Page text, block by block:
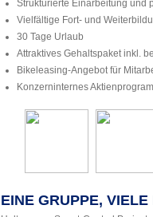
Strukturierte Einarbeitung und
Vielfältige Fort- und
30 Tage Urlaub
Attraktives Gehaltspaket inkl.
Bikeleasing-Angebot für
Konzerninternes
EINE GRUPPE,